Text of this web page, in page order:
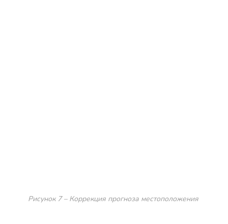
Рисунок 7 – Коррекция прогноза местоположения